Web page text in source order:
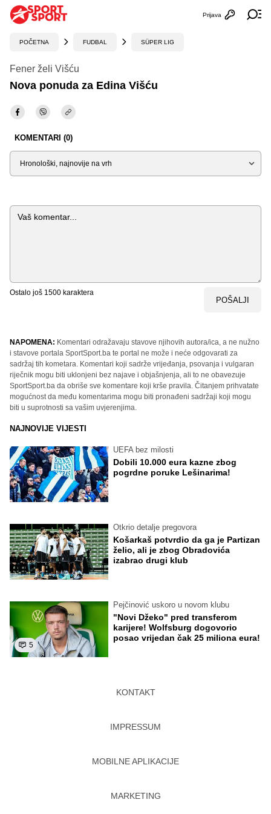
Otvori
Prijava
POČETNA FUDBAL SÜPER LIG
Fener želi Višću
Nova ponuda za Edina Višću
KOMENTARI (0)
Sortiraj
Komentar
Ostalo još 1500 karaktera
POŠALJI
NAPOMENA: Komentari odražavaju stavove njihovih autora/ica, a ne nužno
i stavove portala SportSport.ba te portal ne može i neće odgovarati za
sadržaj tih kometara. Komentari koji sadrže vrijeđanja, psovanja i vulgaran
riječnik mogu biti uklonjeni bez najave i objašnjenja, ali to ne obavezuje
SportSport.ba da obriše sve komentare koji krše pravila. Čitanjem prihvatate
mogućnost da među komentarima mogu biti pronađeni sadržaji koji mogu
biti u suprotnosti sa vašim uvjerenjima.
NAJNOVIJE VIJESTI
UEFA bez milosti
Dobili 10.000 eura kazne zbog
pogrdne poruke Lešinarima!
Otkrio detalje pregovora
Košarkaš potvrdio da ga je Partizan
želio, ali je zbog Obradovića
izabrao drugi klub
5
Pejčinović uskoro u novom klubu
"Novi Džeko" pred transferom
karijere! Wolfsburg dogovorio
posao vrijedan čak 25 miliona eura!
KONTAKT
IMPRESSUM
MOBILNE APLIKACIJE
MARKETING